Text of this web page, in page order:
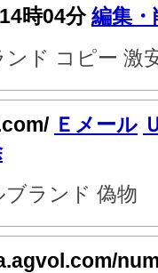
時04分編集・
ンド コピー 激
Ｅメール
ランド 偽物